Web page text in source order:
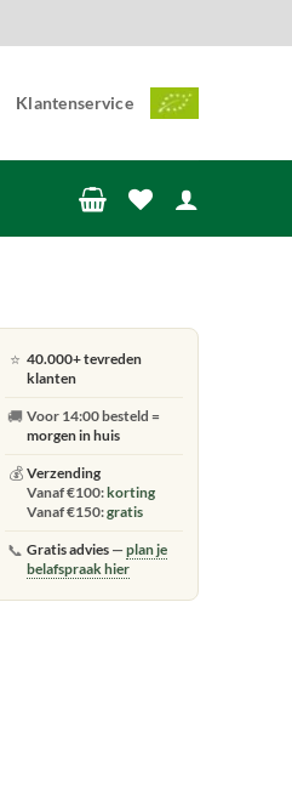
Klantenservice
⭐ 40.000+ tevreden
klanten
🚚 Voor 14:00 besteld =
morgen in huis
💰 Verzending
Vanaf €100:korting
Vanaf €150:gratis
📞 Gratis advies— plan je
belafspraak hier